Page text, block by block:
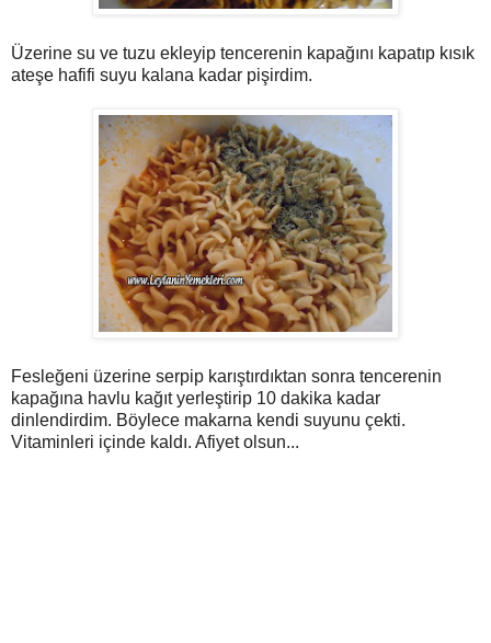
Üzerine su ve tuzu ekleyip tencerenin kapağını kapatıp kısık
ateşe hafifi suyu kalana kadar pişirdim.
Fesleğeni üzerine serpip karıştırdıktan sonra tencerenin
kapağına havlu kağıt yerleştirip 10 dakika kadar
dinlendirdim. Böylece makarna kendi suyunu çekti.
Vitaminleri içinde kaldı. Afiyet olsun...